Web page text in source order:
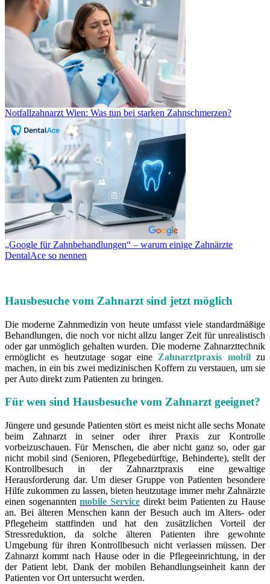
Notfallzahnarzt Wien: Was tun bei starken Zahnschmerzen?
„Google für Zahnbehandlungen“ – warum einige Zahnärzte
DentalAce so nennen
Hausbesuche vom Zahnarzt sind jetzt möglich
Die moderne Zahnmedizin von heute umfasst viele standardmäßige
Behandlungen, die noch vor nicht allzu langer Zeit für unrealistisch
oder gar unmöglich gehalten wurden. Die moderne Zahnarzttechnik
ermöglicht es heutzutage sogar eine Zahnarztpraxis mobilzu
machen, in ein bis zwei medizinischen Koffern zu verstauen, um sie
per Auto direkt zum Patienten zu bringen.
Für wen sind Hausbesuche vom Zahnarzt geeignet?
Jüngere und gesunde Patienten stört es meist nicht alle sechs Monate
beim Zahnarzt in seiner oder ihrer Praxis zur Kontrolle
vorbeizuschauen. Für Menschen, die aber nicht ganz so, oder gar
nicht mobil sind (Senioren, Pflegebedürftige, Behinderte), stellt der
Kontrollbesuch in der Zahnarztpraxis eine gewaltige
Herausforderung dar. Um dieser Gruppe von Patienten besondere
Hilfe zukommen zu lassen, bieten heutzutage immer mehr Zahnärzte
einen sogenanntenmobile Servicedirekt beim Patienten zu Hause
an. Bei älteren Menschen kann der Besuch auch im Alters- oder
Pflegeheim stattfinden und hat den zusätzlichen Vorteil der
Stressreduktion, da solche älteren Patienten ihre gewohnte
Umgebung für ihren Kontrollbesuch nicht verlassen müssen. Der
Zahnarzt kommt nach Hause oder in die Pflegeeinrichtung, in der
der Patient lebt. Dank der mobilen Behandlungseinheit kann der
Patienten vor Ort untersucht werden.